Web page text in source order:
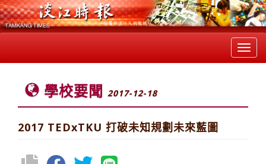
學校要聞 2017-12-18
2017 TEDxTKU 打破未知規劃未來藍圖